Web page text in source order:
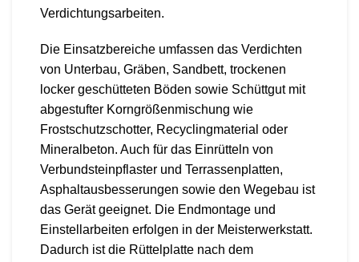
Verdichtungsarbeiten.
Die Einsatzbereiche umfassen das Verdichten
von Unterbau, Gräben, Sandbett, trockenen
locker geschütteten Böden sowie Schüttgut mit
abgestufter Korngrößenmischung wie
Frostschutzschotter, Recyclingmaterial oder
Mineralbeton. Auch für das Einrütteln von
Verbundsteinpflaster und Terrassenplatten,
Asphaltausbesserungen sowie den Wegebau ist
das Gerät geeignet. Die Endmontage und
Einstellarbeiten erfolgen in der Meisterwerkstatt.
Dadurch ist die Rüttelplatte nach dem